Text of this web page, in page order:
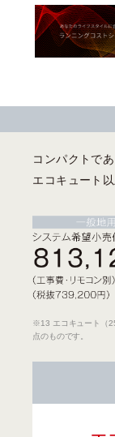
コンパクトで
エコキュート以
※13 エコキュート（
点のものです。